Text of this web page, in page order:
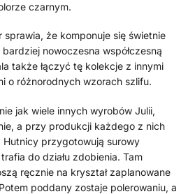
czarnym.
że komponuje się świetnie
nowoczesna współczesną
także łączyć tę kolekcje z innymi
o różnorodnych wzorach szlifu.
jak wiele innych wyrobów Julii,
a przy produkcji każdego z nich
Hutnicy przygotowują surowy
do działu zdobienia. Tam
ręcznie na kryształ zaplanowane
poddany zostaje polerowaniu, a